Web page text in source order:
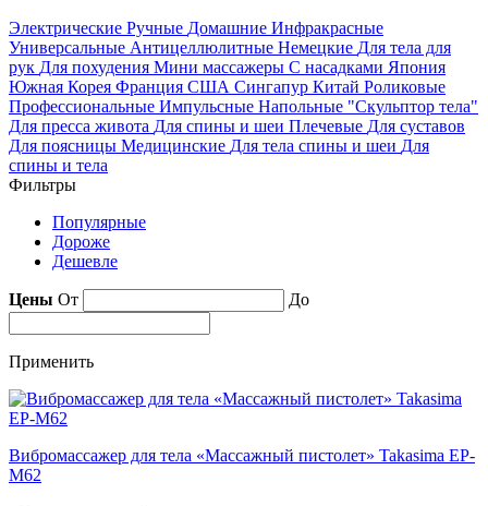
Электрические Ручные Домашние Инфракрасные
Универсальные Антицеллюлитные Немецкие Для тела для
рук Для похудения Мини массажеры С насадками Япония
Южная Корея Франция США Сингапур Китай Роликовые
Профессиональные Импульсные Напольные "Скульптор тела"
Для пресса живота Для спины и шеи Плечевые Для суставов
Для поясницы Медицинские Для тела спины и шеи Для
спины и тела
Фильтры
Популярные
Дороже
Дешевле
Цены От До
Применить
Вибромассажер для тела «Массажный пистолет» Takasima EP-
M62